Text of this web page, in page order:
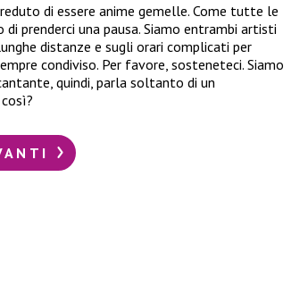
di essere anime gemelle. Come tutte le
prenderci una pausa. Siamo entrambi artisti
distanze e sugli orari complicati per
condiviso. Per favore, sosteneteci. Siamo
quindi, parla soltanto di un